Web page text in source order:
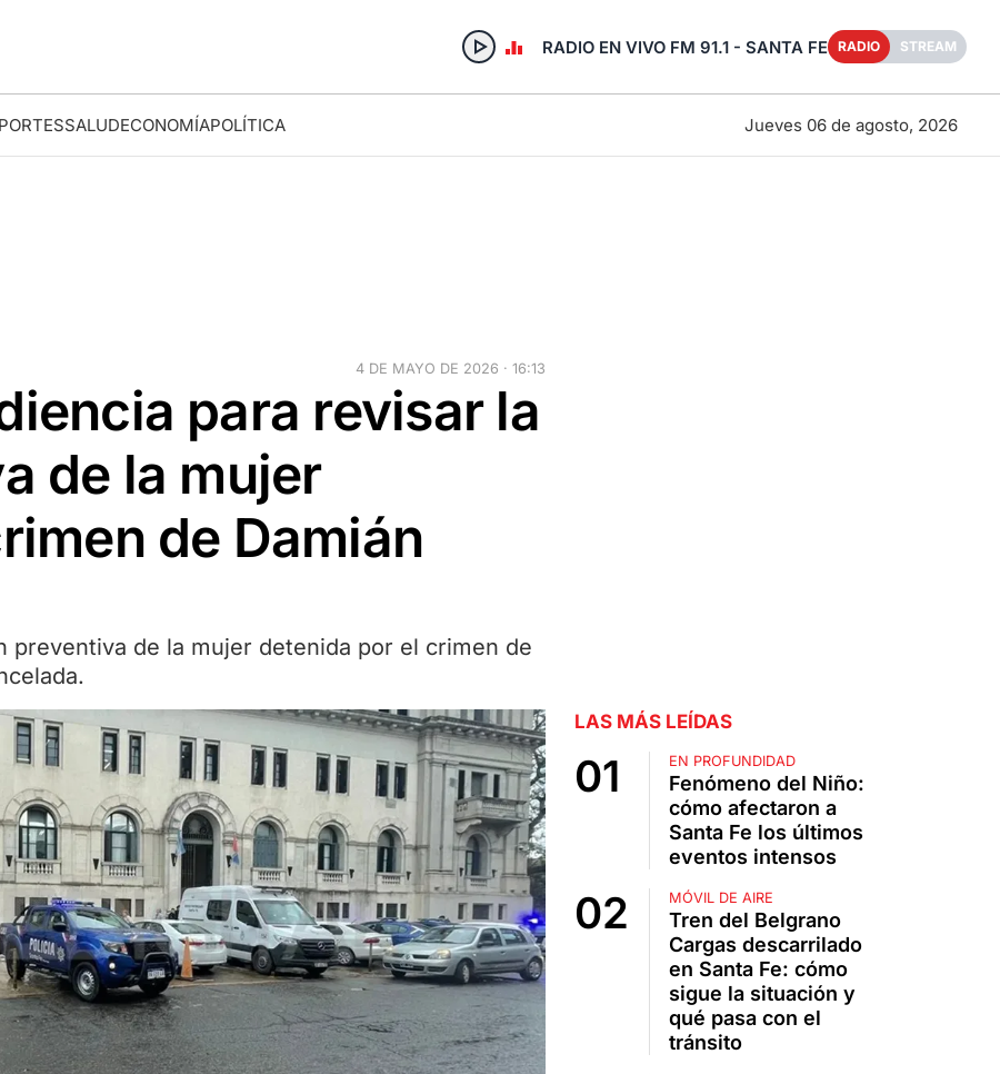
RADIO EN VIVO FM 91.1 - SANTA FE RADIO STREAM
SALUDECONOMÍAPOLÍTICA Jueves 06 de agosto, 2026
4 DE MAYO DE 2026 · 16:13
para revisar la
de la mujer
de Damián
preventiva de la mujer detenida por el crimen de
LAS MÁS LEÍDAS
EN PROFUNDIDAD
Fenómeno del Niño:
cómo afectaron a
Santa Fe los últimos
eventos intensos
MÓVIL DE AIRE
Tren del Belgrano
Cargas descarrilado
en Santa Fe: cómo
sigue la situación y
qué pasa con el
tránsito